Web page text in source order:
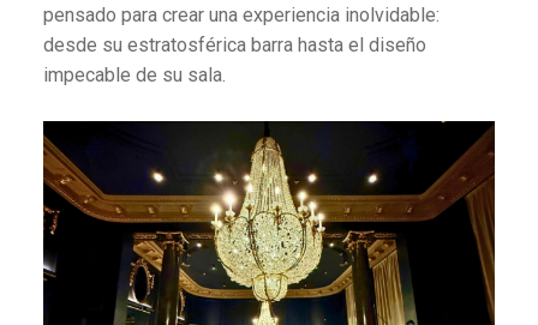
pensado para crear una experiencia inolvidable:
desde su estratosférica barra hasta el diseño
impecable de su sala.